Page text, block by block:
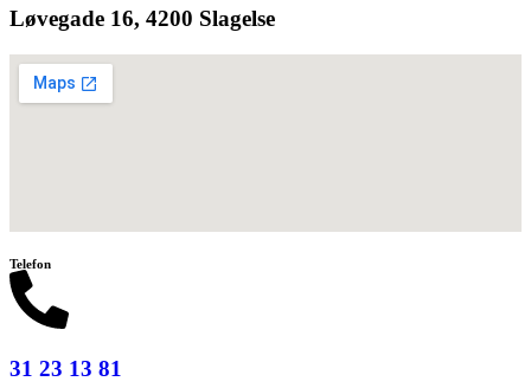
Løvegade 16, 4200 Slagelse
Telefon
31 23 13 81